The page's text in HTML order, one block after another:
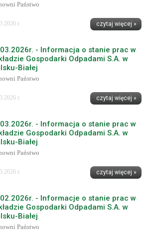
Państwo
r. czytaj więcej »
- Informacja o stanie prac w
Gospodarki Odpadami S.A. w
Białej
Państwo
r. czytaj więcej »
- Informacja o stanie prac w
Gospodarki Odpadami S.A. w
Białej
Państwo
r. czytaj więcej »
- Informacje o stanie prac w
Gospodarki Odpadami S.A. w
Białej
Państwo